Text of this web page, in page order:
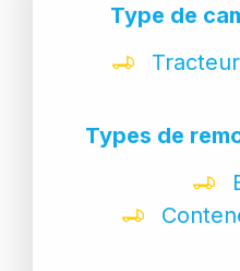
Type de
Types de